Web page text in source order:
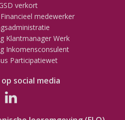
verkort
medewerker
Klantmanager Werk
Inkomensconsulent
Participatiewet
social media